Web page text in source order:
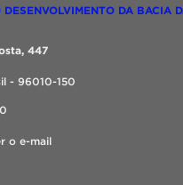
DESENVOLVIMENTO DA BACIA
447
- 96010-150
o e-mail